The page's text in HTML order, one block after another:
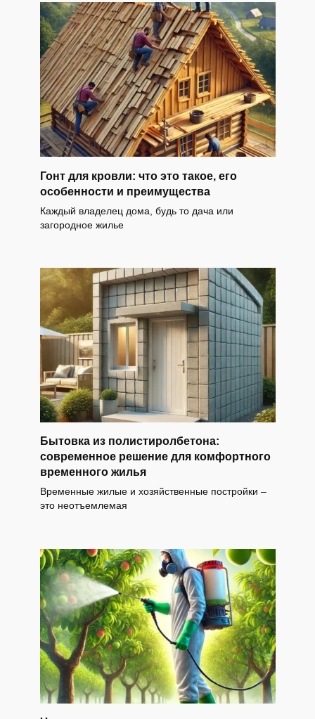
Гонт для кровли: что это такое, его
особенности и преимущества
Каждый владелец дома, будь то дача или
загородное жилье
Бытовка из полистиролбетона:
современное решение для комфортного
временного жилья
Временные жилые и хозяйственные постройки –
это неотъемлемая